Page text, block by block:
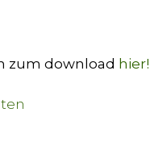
zum download hier!